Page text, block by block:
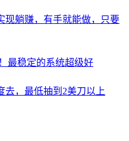
现躺赚，有手就能做，只要
最稳定的系统超级好
去，最低抽到2美刀以上